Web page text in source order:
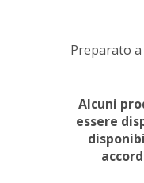
Preparato a
Alcuni
essere